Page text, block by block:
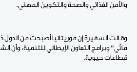
والأمن الغذائي والصحة والتكوين المهني.
وقالت السفيرة إن موريتانيا أصبحت من
ماتّي" وبرامج التعاون الإيطالي للتنمية، وأن
قطاعات حيوية.